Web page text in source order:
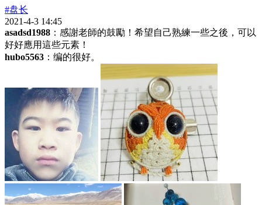
#盘长
2021-4-3 14:45
asadsd1988 ：感謝老師的鼓勵！希望自己熟練一些之後，可以
好好應用這些元素！
hubo5563 ：编的很好。